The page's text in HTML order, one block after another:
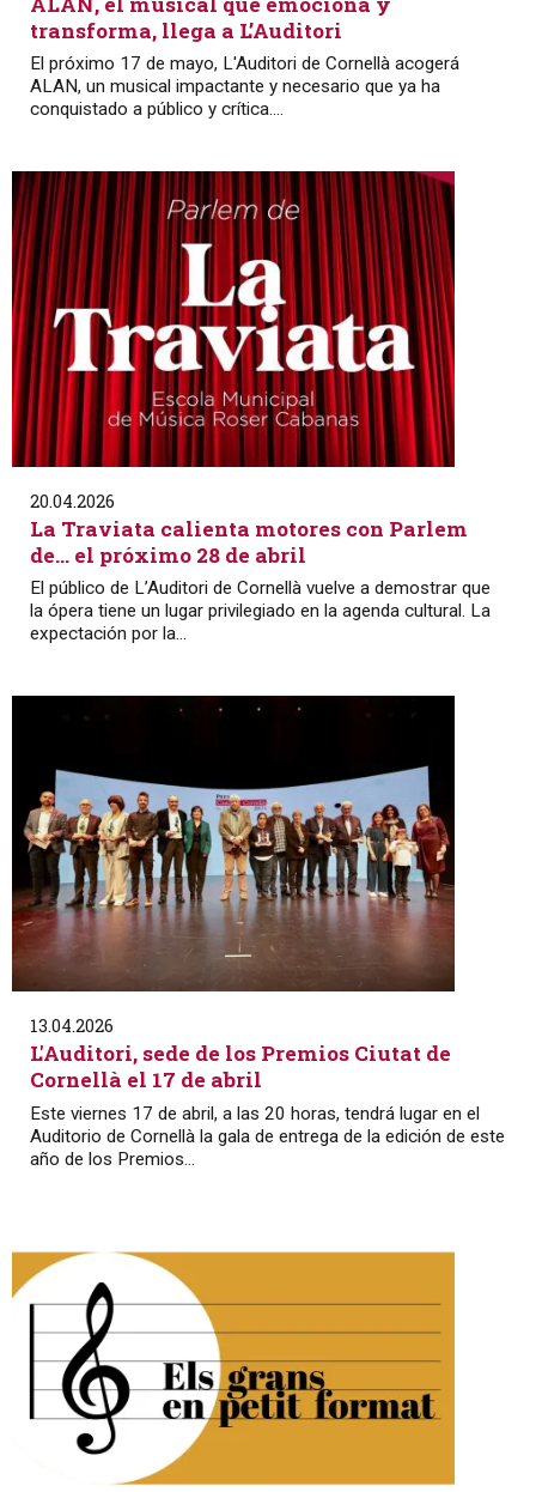
transforma, llega a L’Auditori
El próximo 17 de mayo, L'Auditori de Cornellà acogerá
ALAN, un musical impactante y necesario que ya ha
conquistado a público y crítica....
20.04.2026
La Traviata calienta motores con Parlem
de… el próximo 28 de abril
El público de L’Auditori de Cornellà vuelve a demostrar que
la ópera tiene un lugar privilegiado en la agenda cultural. La
expectación por la...
13.04.2026
L'Auditori, sede de los Premios Ciutat de
Cornellà el 17 de abril
Este viernes 17 de abril, a las 20 horas, tendrá lugar en el
Auditorio de Cornellà la gala de entrega de la edición de este
año de los Premios...